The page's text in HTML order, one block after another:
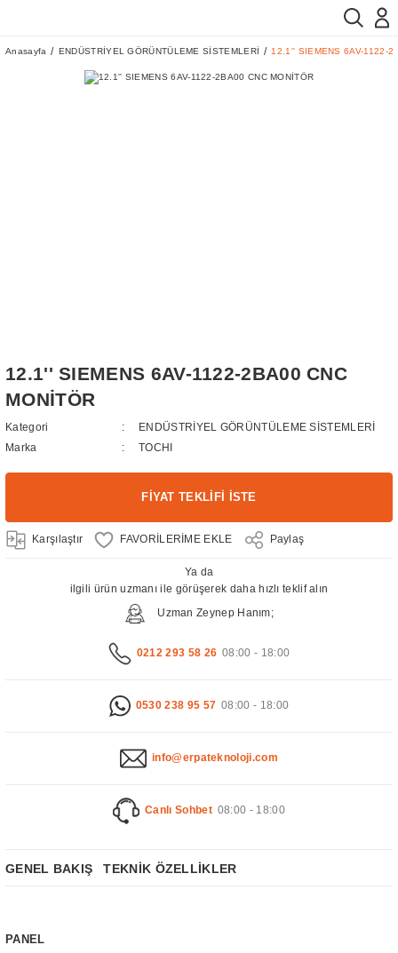
Anasayfa ENDÜSTRİYEL GÖRÜNTÜLEME SİSTEMLERİ 12.1'' SIEMENS 6AV-1122-
12.1'' SIEMENS 6AV-1122-2BA00 CNC
MONİTÖR
Kategori
ENDÜSTRİYEL GÖRÜNTÜLEME SİSTEMLERİ
Marka
TOCHI
FİYAT TEKLİFİ İSTE
Karşılaştır Paylaş
Ya da
ilgili ürün uzmanı ile görüşerek daha hızlı teklif alın
Uzman Zeynep Hanım;
0212 293 58 26 08:00 - 18:00
0530 238 95 57 08:00 - 18:00
info@erpateknoloji.com
Canlı Sohbet 08:00 - 18:00
GENEL BAKIŞ TEKNİK ÖZELLİKLER
PANEL